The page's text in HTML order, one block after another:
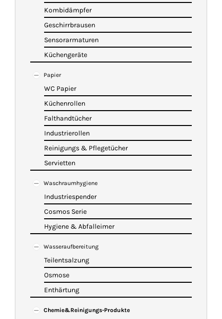
WARENKORB
Kombidämpfer
Geschirrbrausen
Sensorarmaturen
Küchengeräte
Papier
WC Papier
Küchenrollen
Falthandtücher
Industrierollen
Reinigungs & Pflegetücher
Servietten
Waschraumhygiene
Industriespender
Cosmos Serie
Hygiene & Abfalleimer
Wasseraufbereitung
Teilentsalzung
Osmose
Enthärtung
Chemie&Reinigungs-Produkte